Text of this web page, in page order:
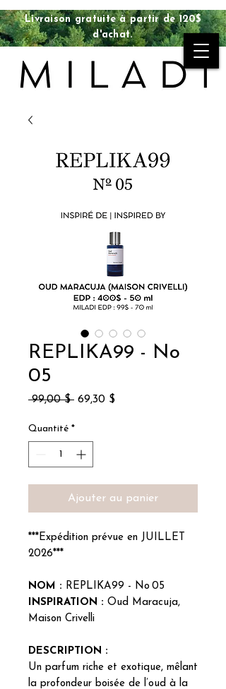
Livraison gratuite à partir de 120$
d'achat.
REPLIKA99 - No
05
99,00 $ Prix
69,30 $Prix
Quantité *
Ajouter au panier
***Expédition prévue en JUILLET
2026***
NOM : REPLIKA99 - No 05
INSPIRATION : Oud Maracuja,
Maison Crivelli
DESCRIPTION :
Un parfum riche et exotique, mêlant
la profondeur boisée de l’oud à la